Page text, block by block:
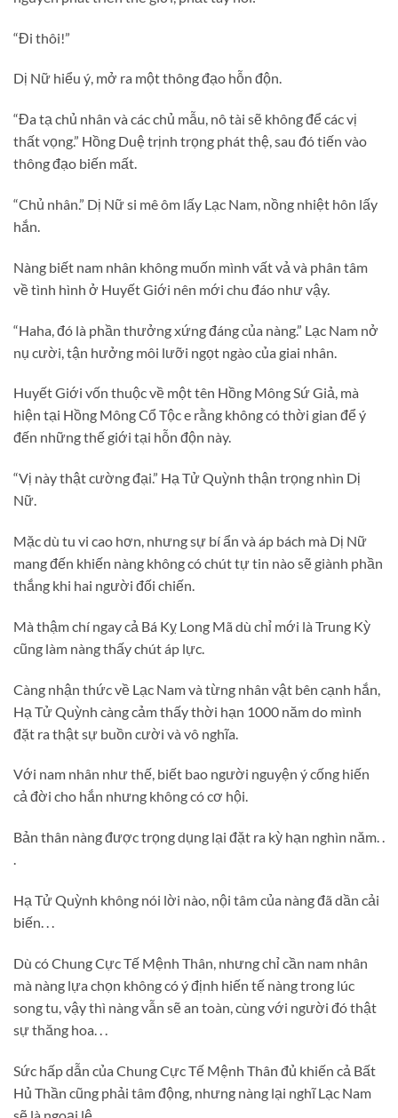
“Đi thôi!”
Dị Nữ hiểu ý, mở ra một thông đạo hỗn độn.
“Đa tạ chủ nhân và các chủ mẫu, nô tài sẽ không để các vị
thất vọng.” Hồng Duệ trịnh trọng phát thệ, sau đó tiến vào
thông đạo biến mất.
“Chủ nhân.” Dị Nữ si mê ôm lấy Lạc Nam, nồng nhiệt hôn lấy
hắn.
Nàng biết nam nhân không muốn mình vất vả và phân tâm
về tình hình ở Huyết Giới nên mới chu đáo như vậy.
“Haha, đó là phần thưởng xứng đáng của nàng.” Lạc Nam nở
nụ cười, tận hưởng môi lưỡi ngọt ngào của giai nhân.
Huyết Giới vốn thuộc về một tên Hồng Mông Sứ Giả, mà
hiện tại Hồng Mông Cổ Tộc e rằng không có thời gian để ý
đến những thế giới tại hỗn độn này.
“Vị này thật cường đại.” Hạ Tử Quỳnh thận trọng nhìn Dị
Nữ.
Mặc dù tu vi cao hơn, nhưng sự bí ẩn và áp bách mà Dị Nữ
mang đến khiến nàng không có chút tự tin nào sẽ giành phần
thắng khi hai người đối chiến.
Mà thậm chí ngay cả Bá Kỵ Long Mã dù chỉ mới là Trung Kỳ
cũng làm nàng thấy chút áp lực.
Càng nhận thức về Lạc Nam và từng nhân vật bên cạnh hắn,
Hạ Tử Quỳnh càng cảm thấy thời hạn 1000 năm do mình
đặt ra thật sự buồn cười và vô nghĩa.
Với nam nhân như thế, biết bao người nguyện ý cống hiến
cả đời cho hắn nhưng không có cơ hội.
Bản thân nàng được trọng dụng lại đặt ra kỳ hạn nghìn năm. .
.
Hạ Tử Quỳnh không nói lời nào, nội tâm của nàng đã dần cải
biến. . .
Dù có Chung Cực Tế Mệnh Thân, nhưng chỉ cần nam nhân
mà nàng lựa chọn không có ý định hiến tế nàng trong lúc
song tu, vậy thì nàng vẫn sẽ an toàn, cùng với người đó thật
sự thăng hoa. . .
Sức hấp dẫn của Chung Cực Tế Mệnh Thân đủ khiến cả Bất
Hủ Thần cũng phải tâm động, nhưng nàng lại nghĩ Lạc Nam
sẽ là ngoại lệ.